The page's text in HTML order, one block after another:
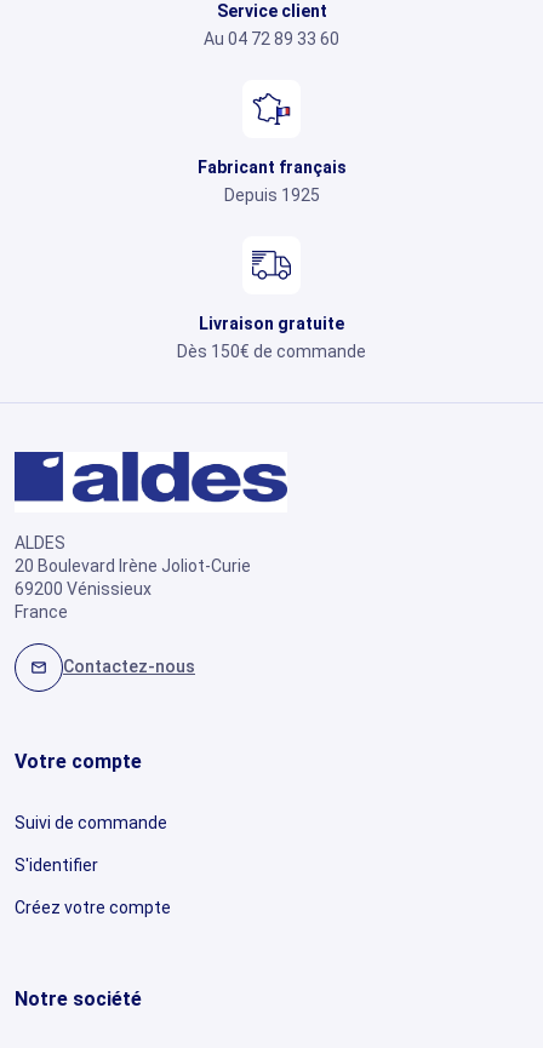
Service client
Au 04 72 89 33 60
Fabricant français
Depuis 1925
Livraison gratuite
Dès 150€ de commande
ALDES
20 Boulevard Irène Joliot-Curie
69200 Vénissieux
France
mail Contactez-nous
Votre compte
Suivi de commande
S'identifier
Créez votre compte
Notre société